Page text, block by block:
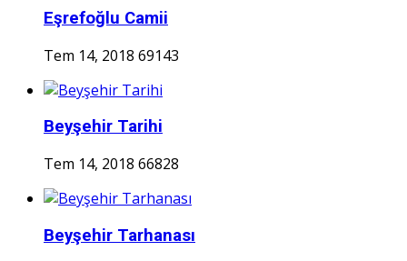
Eşrefoğlu Camii
Tem 14, 2018 69143
Beyşehir Tarihi
Tem 14, 2018 66828
Beyşehir Tarhanası